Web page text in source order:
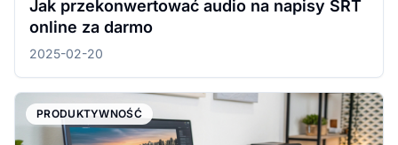
Jak przekonwertować audio na napisy SRT
online za darmo
2025-02-20
PRODUKTYWNOŚĆ